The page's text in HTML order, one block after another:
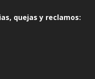
quejas y reclamos: